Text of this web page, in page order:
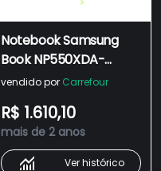
Notebook Samsung
Book NP550XDA-
KP3BR Intel Celeron
256 GB SSD Tela 15,6"
Full HD Windows 11
vendido por Carrefour
R$ 1.610,10
mais de 2 anos
Ver histórico